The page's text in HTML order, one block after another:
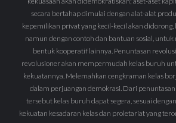
secara bertahap dimulai dengan alat-alat
kepemilikan privat yang kecil-kecil akan didorong,
namun dengan contoh dan bantuan sosial,
bentuk kooperatif lainnya. Penuntasan
revolusioner akan mempermudah kelas buruh
kekuatannya. Melemahkan cengkraman kelas
dalam perjuangan demokrasi. Dari
tersebut kelas buruh dapat segera, sesuai
kekuatan kesadaran kelas dan proletariat yang